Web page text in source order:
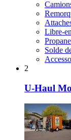
Libre-
Propane
Solde
2
U-Haul